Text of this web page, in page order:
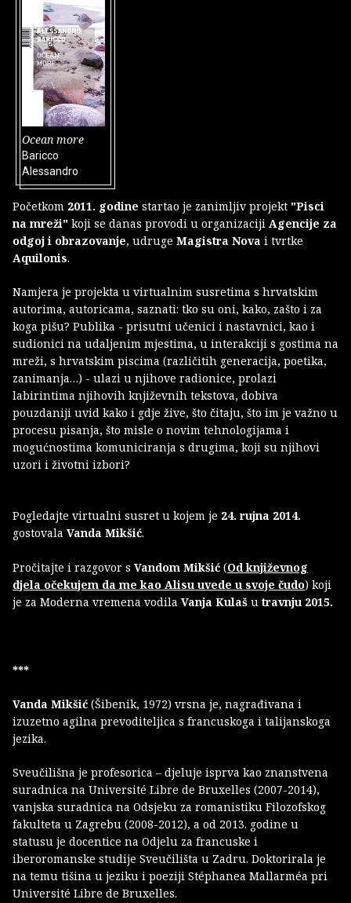
Ocean more
Baricco
Alessandro
Početkom 2011. godine startao je zanimljiv projekt "Pisci
na mreži" koji se danas provodi u organizaciji Agencije za
odgoj i obrazovanje, udruge Magistra Nova i tvrtke
Aquilonis.
Namjera je projekta u virtualnim susretima s hrvatskim
autorima, autoricama, saznati: tko su oni, kako, zašto i za
koga pišu? Publika - prisutni učenici i nastavnici, kao i
sudionici na udaljenim mjestima, u interakciji s gostima na
mreži, s hrvatskim piscima (različitih generacija, poetika,
zanimanja…) - ulazi u njihove radionice, prolazi
labirintima njihovih književnih tekstova, dobiva
pouzdaniji uvid kako i gdje žive, što čitaju, što im je važno u
procesu pisanja, što misle o novim tehnologijama i
mogućnostima komuniciranja s drugima, koji su njihovi
uzori i životni izbori?
Pogledajte virtualni susret u kojem je 24. rujna 2014.
gostovala Vanda Mikšić.
Pročitajte i razgovor s Vandom Mikšić (Od književnog
djela očekujem da me kao Alisu uvede u svoje čudo) koji
je za Moderna vremena vodila Vanja Kulaš u travnju 2015.
***
Vanda Mikšić (Šibenik, 1972) vrsna je, nagrađivana i
izuzetno agilna prevoditeljica s francuskoga i talijanskoga
jezika.
Sveučilišna je profesorica – djeluje isprva kao znanstvena
suradnica na Université Libre de Bruxelles (2007-2014),
vanjska suradnica na Odsjeku za romanistiku Filozofskog
fakulteta u Zagrebu (2008-2012), a od 2013. godine u
statusu je docentice na Odjelu za francuske i
iberoromanske studije Sveučilišta u Zadru. Doktorirala je
na temu tišina u jeziku i poeziji Stéphanea Mallarméa pri
Université Libre de Bruxelles.